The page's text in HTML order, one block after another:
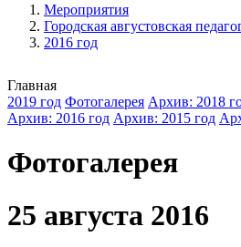
Мероприятия
Городская августовская
2016 год
Главная
2019 год Фотогалерея Архив: 2018
Архив: 2016 год Архив: 2015 год
Фотогалерея
25 августа 2016